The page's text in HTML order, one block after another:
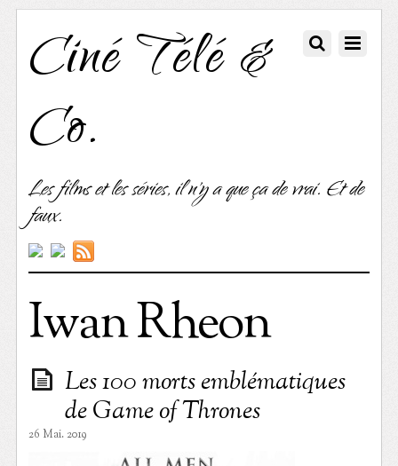
Ciné Télé &
Co.
Les films et les séries, il n'y a que ça de vrai. Et de
faux.
Iwan Rheon
Les 100 morts emblématiques
de Game of Thrones
26 Mai. 2019